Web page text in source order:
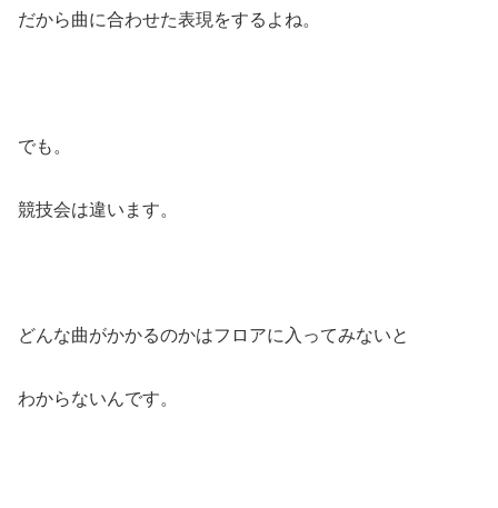
だから曲に合わせた表現をするよね。
でも。
競技会は違います。
どんな曲がかかるのかはフロアに入ってみないと
わからないんです。